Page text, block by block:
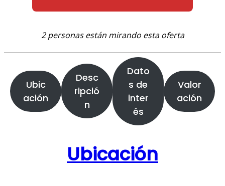
2 personas están mirando esta oferta
Ubic
ación
Desc
ripció
n
Dato
s de
inter
és
Valor
ación
Ubicación